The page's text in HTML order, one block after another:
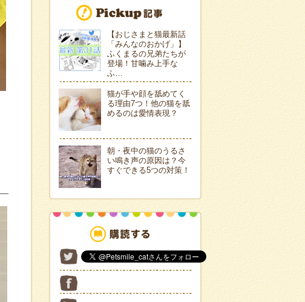
【おじさまと猫最新話
「みんなのおかげ」】
ふくまるの兄弟たちが
登場！甘噛み上手な
ふ…
猫が手や顔を舐めてく
る理由7つ！他の猫を舐
めるのは愛情表現？
朝・夜中の猫のうるさ
い鳴き声の原因は？今
すぐできる5つの対策！